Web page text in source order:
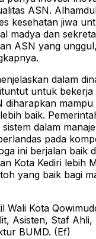
ASN.
kesehatan jiwa
madya dan
ASN yang
dalam
untuk
diharapkan mampu
baik.
dalam
pada
ini berjalan baik
Kota Kediri lebih
yang baik bagi
Wali Kota
Asisten, Staf Ahli,
BUMD. (Ef)